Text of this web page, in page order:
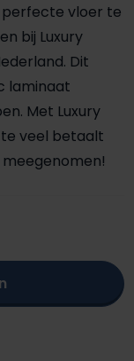
perfecte vloer te
bij Luxury
Dit
laminaat
Met Luxury
te veel betaalt